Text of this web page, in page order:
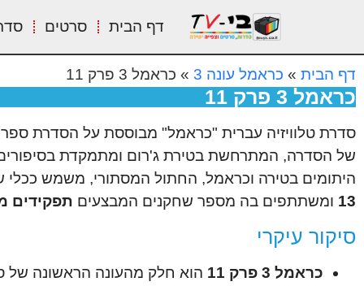
דף הבית סרטים
דף הבית » כראמל עונה 3 » כראמל 3 פרק 11
כראמל 3 פרק 11
סדרת טלוויזיה עברית "כראמל" מבוססת על הסדרת
היתומים בטירה וכראמל, החתול המסתורי, משמש ככלי
13 ומשתתפים בה מספר שחקנים המבצעים תפקידים
סיקור עיקרי
כראמל 3 פרק 11
הוא חלק מהעונה הראשונה של